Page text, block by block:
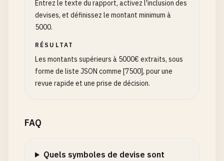
Entrez le texte du rapport, activez l'inclusion des
devises, et définissez le montant minimum à
5000.
RÉSULTAT
Les montants supérieurs à 5000€ extraits, sous
forme de liste JSON comme [7500], pour une
revue rapide et une prise de décision.
FAQ
Quels symboles de devise sont